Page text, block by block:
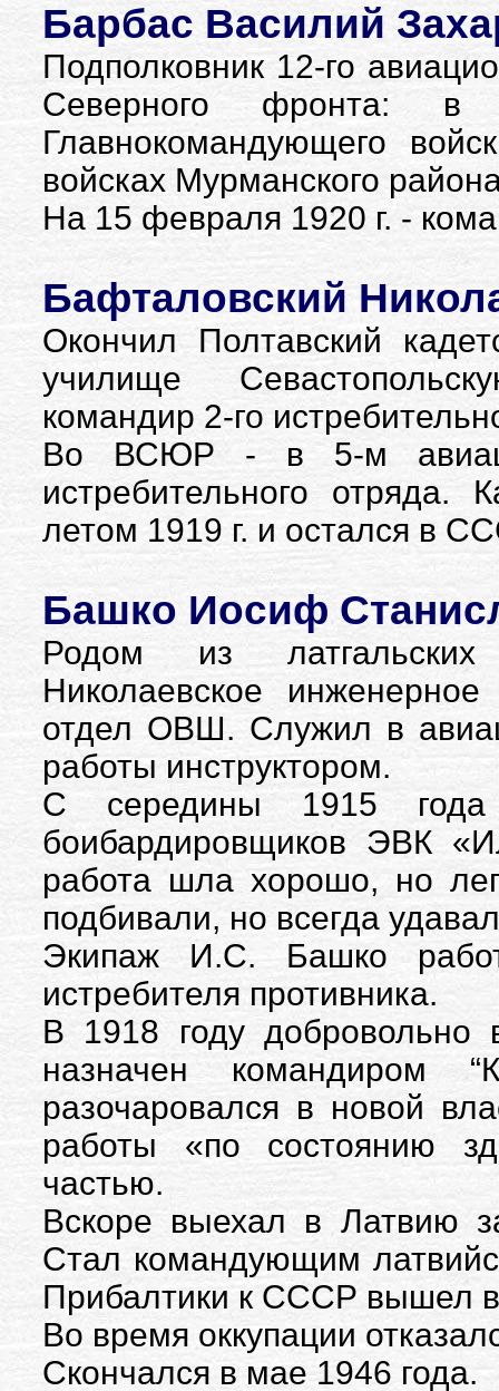
Барбас Василий
Подполковник 12-го
Северного фронта:
Главнокомандующего
войсках Мурманского
На 15 февраля 1920 г. -
Бафталовский
Окончил Полтавский
училище
командир 2-го
Во ВСЮР - в 5-м
истребительного
летом 1919 г. и остался в
Башко Иосиф
Родом из
Николаевское
отдел ОВШ. Служил в
работы инструктором.
С середины 1915
боибардировщиков ЭВК
работа шла хорошо, но
подбивали, но всегда
Экипаж И.С. Башко
истребителя противника.
В 1918 году
назначен командиром
разочаровался в новой
работы «по состоянию
частью.
Вскоре выехал в Латвию
Стал командующим
Прибалтики к СССР вышел в
Во время оккупации
Скончался в мае 1946 года.